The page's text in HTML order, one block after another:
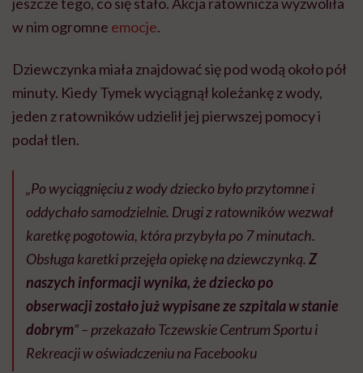
w nim ogromne emocje.
Dziewczynka miała znajdować się pod wodą około pół
minuty. Kiedy Tymek wyciągnął koleżankę z wody,
jeden z ratowników udzielił jej pierwszej pomocy i
podał tlen.
„Po wyciągnięciu z wody dziecko było przytomne i
oddychało samodzielnie. Drugi z ratowników wezwał
karetkę pogotowia, która przybyła po 7 minutach.
Obsługa karetki przejęła opiekę na dziewczynką.Z
naszych informacji wynika, że dziecko po
obserwacji zostało już wypisane ze szpitala w stanie
dobrym” – przekazałoTczewskie Centrum Sportu i
Rekreacjiw oświadczeniu na Facebooku